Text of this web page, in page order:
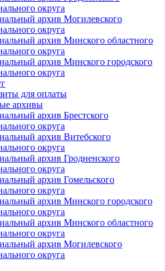
округа
архив Могилевского
округа
архив Минского областного
округа
архив Минского городского
округа
для оплаты
архивы
архив Брестского
округа
архив Витебского
округа
архив Гродненского
округа
архив Гомельского
округа
архив Минского городского
округа
архив Минского областного
округа
архив Могилевского
округа